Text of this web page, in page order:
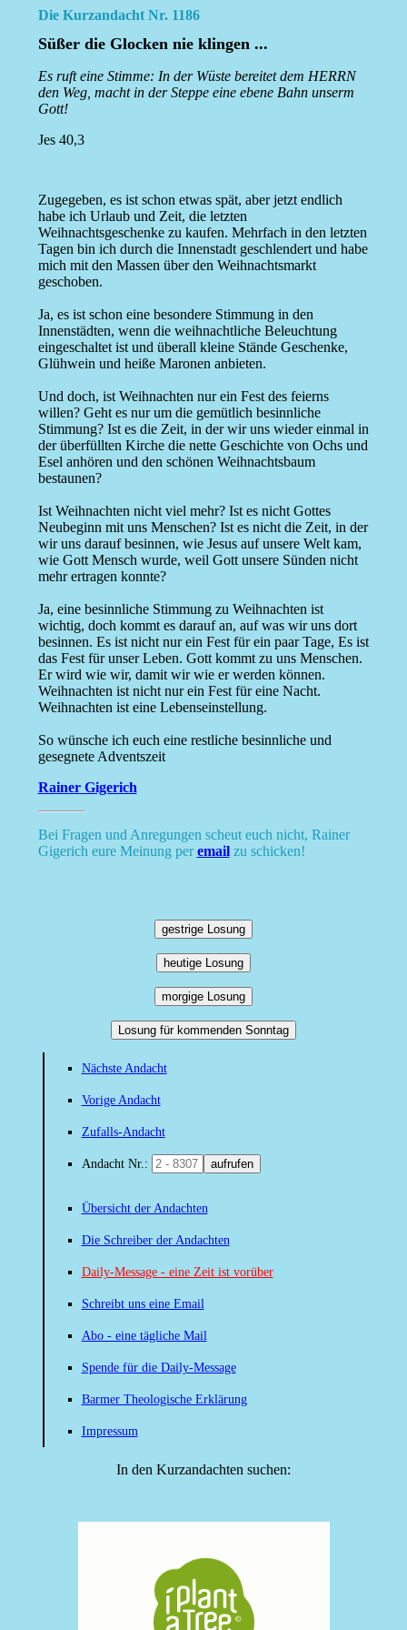
Die Kurzandacht Nr. 1186
Süßer die Glocken nie klingen ...
Es ruft eine Stimme: In der Wüste bereitet dem HERRN
den Weg, macht in der Steppe eine ebene Bahn unserm
Gott!
Jes 40,3
Zugegeben, es ist schon etwas spät, aber jetzt endlich
habe ich Urlaub und Zeit, die letzten
Weihnachtsgeschenke zu kaufen. Mehrfach in den letzten
Tagen bin ich durch die Innenstadt geschlendert und habe
mich mit den Massen über den Weihnachtsmarkt
geschoben.
Ja, es ist schon eine besondere Stimmung in den
Innenstädten, wenn die weihnachtliche Beleuchtung
eingeschaltet ist und überall kleine Stände Geschenke,
Glühwein und heiße Maronen anbieten.
Und doch, ist Weihnachten nur ein Fest des feierns
willen? Geht es nur um die gemütlich besinnliche
Stimmung? Ist es die Zeit, in der wir uns wieder einmal in
der überfüllten Kirche die nette Geschichte von Ochs und
Esel anhören und den schönen Weihnachtsbaum
bestaunen?
Ist Weihnachten nicht viel mehr? Ist es nicht Gottes
Neubeginn mit uns Menschen? Ist es nicht die Zeit, in der
wir uns darauf besinnen, wie Jesus auf unsere Welt kam,
wie Gott Mensch wurde, weil Gott unsere Sünden nicht
mehr ertragen konnte?
Ja, eine besinnliche Stimmung zu Weihnachten ist
wichtig, doch kommt es darauf an, auf was wir uns dort
besinnen. Es ist nicht nur ein Fest für ein paar Tage, Es ist
das Fest für unser Leben. Gott kommt zu uns Menschen.
Er wird wie wir, damit wir wie er werden können.
Weihnachten ist nicht nur ein Fest für eine Nacht.
Weihnachten ist eine Lebenseinstellung.
So wünsche ich euch eine restliche besinnliche und
gesegnete Adventszeit
Rainer Gigerich
Bei Fragen und Anregungen scheut euch nicht, Rainer
Gigerich eure Meinung peremailzu schicken!
gestrige Losung
heutige Losung
morgige Losung
Losung für kommenden Sonntag
Nächste Andacht
Vorige Andacht
Zufalls-Andacht
Andacht Nr.: aufrufen
Übersicht der Andachten
Die Schreiber der Andachten
Daily-Message - eine Zeit ist vorüber
Schreibt uns eine Email
Abo - eine tägliche Mail
Spende für die Daily-Message
Barmer Theologische Erklärung
Impressum
In den Kurzandachten suchen: